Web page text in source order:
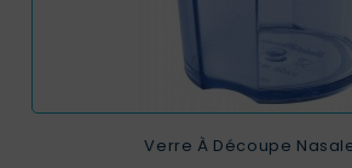
Verre À Découpe